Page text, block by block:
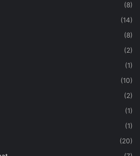
(8)
(14)
(8)
(2)
(1)
(10)
(2)
(1)
(1)
(20)